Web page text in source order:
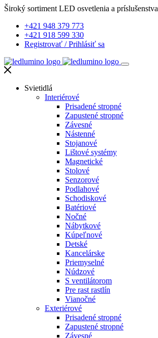
Široký sortiment LED osvetlenia a príslušenstva
+421 948 379 773
+421 918 599 330
Registrovať /Prihlásiť sa
Svietidlá
Interiérové
Prisadené stropné
Zapustené stropné
Závesné
Nástenné
Stojanové
Lištové systémy
Magnetické
Stolové
Senzorové
Podlahové
Schodiskové
Batériové
Nočné
Nábytkové
Kúpeľnové
Detské
Kancelárske
Priemyselné
Núdzové
S ventilátorom
Pre rast rastlín
Vianočné
Exteriérové
Prisadené stropné
Zapustené stropné
Závesné